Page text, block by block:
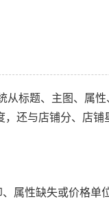
标题、主图、属性
还与店铺分、店
属性缺失或价格单